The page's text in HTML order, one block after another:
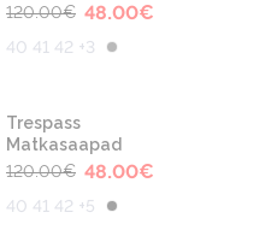
120.00€ 48.00€
40 41 42 +3
Trespass
Matkasaapad
120.00€ 48.00€
40 41 42 +5